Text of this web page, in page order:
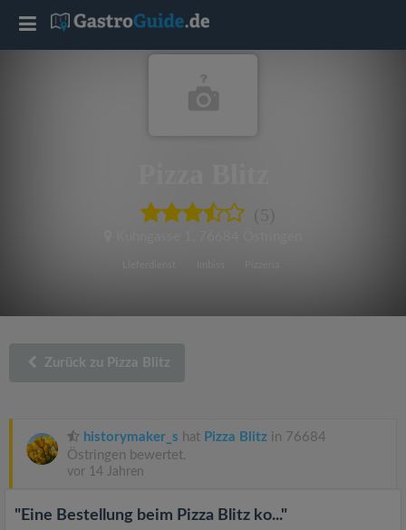
(5)
Zurück zu Pizza Blitz
historymaker_s hat Pizza Blitz in 76684
Östringen bewertet.
vor 14 Jahren
"Eine Bestellung beim Pizza Blitz ko..."
T
i